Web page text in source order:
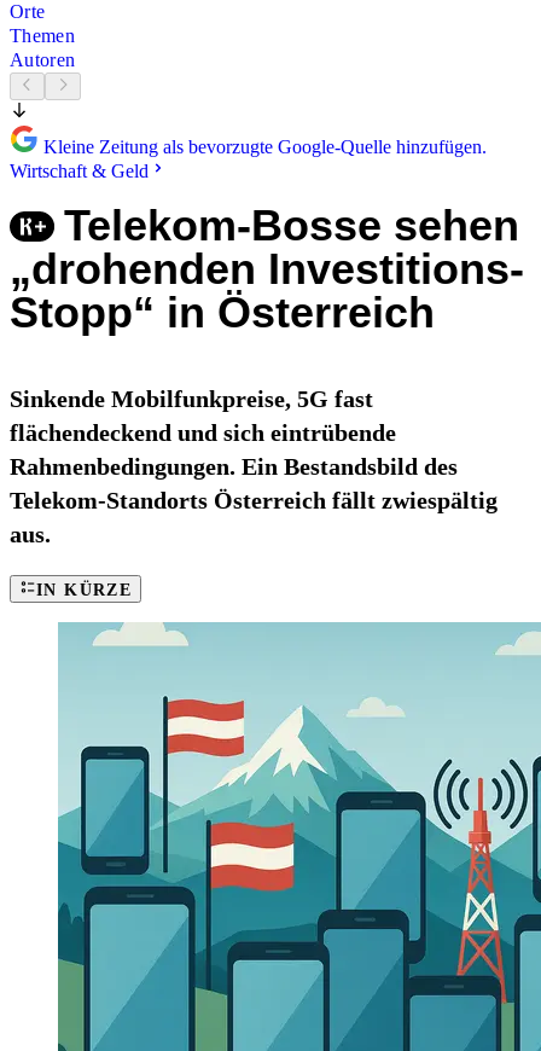
Orte
Themen
Autoren
Kleine Zeitung als bevorzugte Google-Quelle hinzufügen.
Wirtschaft & Geld
Telekom-Bosse sehen
„drohenden Investitions-
Stopp“ in Österreich
Sinkende Mobilfunkpreise, 5G fast
flächendeckend und sich eintrübende
Rahmenbedingungen. Ein Bestandsbild des
Telekom-Standorts Österreich fällt zwiespältig
aus.
IN KÜRZE